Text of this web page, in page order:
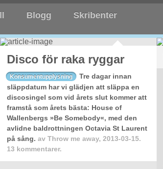
Blogg Skribenter
Disco för raka ryggar
Konsumentupplysning
Tre dagar innan
släppdatum har vi glädjen att släppa en
discosingel som vid årets slut kommer att
framstå som årets bästa: House of
Wallenbergs »Be Somebody«, med den
avlidne baldrottningen Octavia St Laurent
på sång. av Throw me away, 2013-03-15.
13 kommentarer.